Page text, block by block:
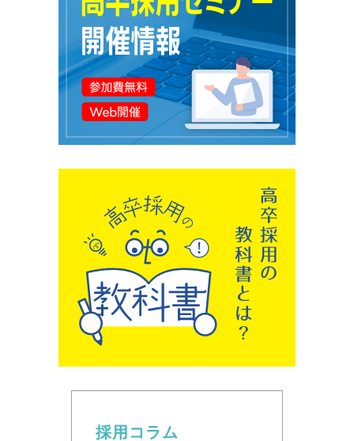
採用コラム